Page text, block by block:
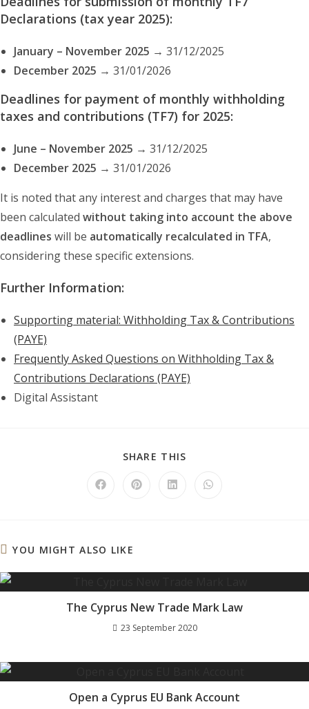
Declarations (tax year 2025):
January – November 2025 → 31/12/2025
December 2025 → 31/01/2026
Deadlines for payment of monthly withholding
taxes and contributions (TF7) for 2025:
June – November 2025 → 31/12/2025
December 2025 → 31/01/2026
It is noted that any interest and charges that may have
been calculated without taking into account the above
deadlines will be automatically recalculated in TFA,
considering these specific extensions.
Further Information:
Supporting material: Withholding Tax & Contributions
(PAYE)
Frequently Asked Questions on Withholding Tax &
Contributions Declarations (PAYE)
Digital Assistant
SHARE THIS
CONTENT
Opens Opens Opens Opens
YOU MIGHT ALSO LIKE
The Cyprus New Trade Mark Law
23 September 2020
Open a Cyprus EU Bank Account